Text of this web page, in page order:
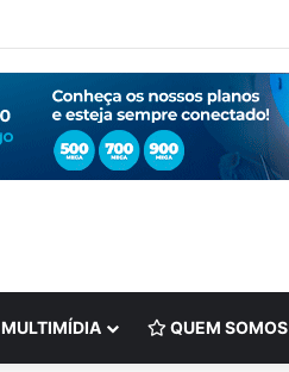
MULTIMÍDIA QUEM SOMOS